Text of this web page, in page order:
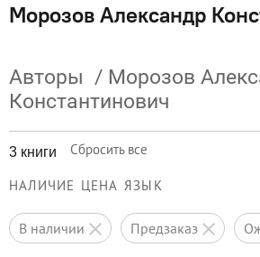
Морозов Александр
Авторы / Морозов
Константинович
3 книги Сбросить все
НАЛИЧИЕ ЦЕНА ЯЗЫК
в наличии предзаказ